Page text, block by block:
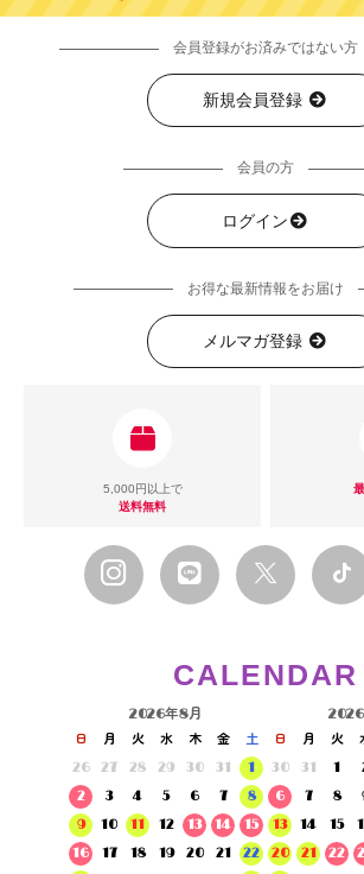
会員登録がお済みではない方
新規会員登録
会員の方
ログイン
お得な最新情報をお届け
メルマガ登録
5,000円以上で
送料無料
CALENDAR
2026年8月
日 月 火 水 木 金
土
26
27 28 29 30 31
1
2
3 4 5 6 7
8
9
10 11 12 13 14
15
16
17 18 19 20 21
22
日 月 火
30
31 1
6
7 8
13
14 15
20
21 22